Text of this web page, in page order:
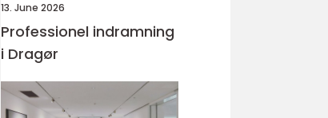
13. June 2026
Professionel indramning
i Dragør